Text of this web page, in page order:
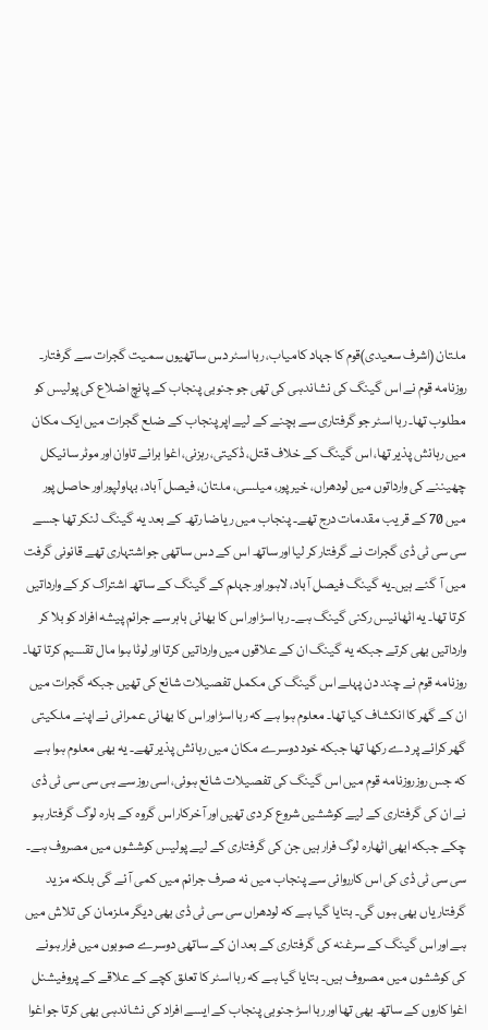
ملتان (اشرف سعیدی)قوم کا جہاد کامیاب، ربا اسٹر دس ساتھیوں سمیت گجرات سے گرفتار۔
روزنامہ قوم نے اس گینگ کی نشاندہی کی تھی جو جنوبی پنجاب کے پانچ اضلاع کی پولیس کو
مطلوب تھا۔ ربا اسٹر جو گرفتاری سے بچنے کے لیے اپر پنجاب کے ضلع گجرات میں ایک مکان
میں رہائش پذیر تھا، اس گینگ کے خلاف قتل، ڈکیتی، رہزنی، اغوا برائے تاوان اور موٹر سائیکل
چھیننے کی وارداتوں میں لودھراں، خیرپور، میلسی، ملتان، فیصل آباد، بہاولپور اور حاصل پور
میں 70 کے قریب مقدمات درج تھے۔ پنجاب میں ریاضا رتھ کے بعد یہ گینگ لنکر تھا جسے
سی سی ٹی ڈی گجرات نے گرفتار کر لیا اور ساتھ اس کے دس ساتھی جو اشتہاری تھے قانونی گرفت
میں آ گئے ہیں۔یہ گینگ فیصل آباد، لاہور اور جہلم کے گینگ کے ساتھ اشتراک کر کے وارداتیں
کرتا تھا۔ یہ اٹھائیس رکنی گینگ ہے۔ ربا اسڑ اور اس کا بھائی باہر سے جرائم پیشہ افراد کو بلا کر
وارداتیں بھی کرتے جبکہ یہ گینگ ان کے علاقوں میں وارداتیں کرتا اور لوٹا ہوا مال تقسیم کرتا تھا۔
روزنامہ قوم نے چند دن پہلے اس گینگ کی مکمل تفصیلات شائع کی تھیں جبکہ گجرات میں
ان کے گھر کا انکشاف کیا تھا۔ معلوم ہوا ہے کہ ربا اسڑ اور اس کا بھائی عمرانی نے اپنے ملکیتی
گھر کرائے پر دے رکھا تھا جبکہ خود دوسرے مکان میں رہائش پذیر تھے۔ یہ بھی معلوم ہوا ہے
کہ جس روز روزنامہ قوم میں اس گینگ کی تفصیلات شائع ہوئی، اسی روز سے ہی سی سی ٹی ڈی
نے ان کی گرفتاری کے لیے کوششیں شروع کر دی تھیں اور آخرکار اس گروہ کے بارہ لوگ گرفتار ہو
چکے جبکہ ابھی اٹھارہ لوگ فرار ہیں جن کی گرفتاری کے لیے پولیس کوششوں میں مصروف ہے۔
سی سی ٹی ڈی کی اس کارروائی سے پنجاب میں نہ صرف جرائم میں کمی آئے گی بلکہ مزید
گرفتاریاں بھی ہوں گی۔ بتایا گیا ہے کہ لودھراں سی سی ٹی ڈی بھی دیگر ملزمان کی تلاش میں
ہے اور اس گینگ کے سرغنہ کی گرفتاری کے بعد ان کے ساتھی دوسرے صوبوں میں فرار ہونے
کی کوششوں میں مصروف ہیں۔ بتایا گیا ہے کہ ربا اسٹر کا تعلق کچے کے علاقے کے پروفیشنل
اغوا کاروں کے ساتھ بھی تھا اور ربا اسڑ جنوبی پنجاب کے ایسے افراد کی نشاندہی بھی کرتا جو اغوا